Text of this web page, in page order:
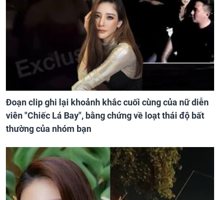
Đoạn clip ghi lại khoảnh khắc cuối cùng của nữ diễn
viên "Chiếc Lá Bay", bằng chứng về loạt thái độ bất
thường của nhóm bạn